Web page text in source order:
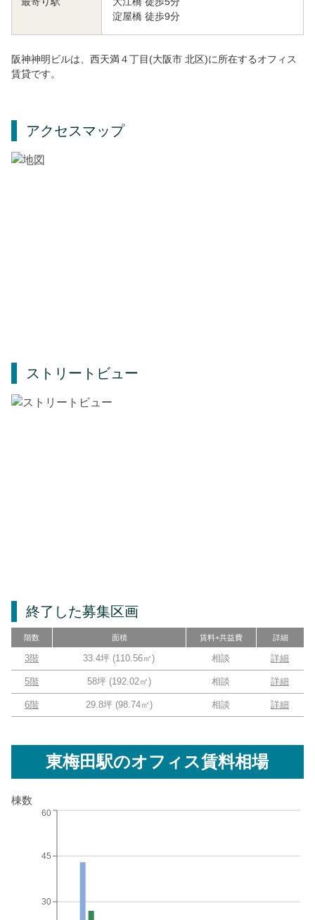
淀屋橋 徒歩9分
阪神神明ビルは、西天満４丁目(大阪市 北区)に所在するオフィス
賃貸です。
アクセスマップ
ストリートビュー
終了した募集区画
階数 面積 賃料+共益費 詳細
3階 33.4坪 (110.56㎡) 相談 詳細
5階 58坪 (192.02㎡) 相談 詳細
6階 29.8坪 (98.74㎡) 相談 詳細
東梅田駅のオフィス賃料相場
棟数
30
45
60